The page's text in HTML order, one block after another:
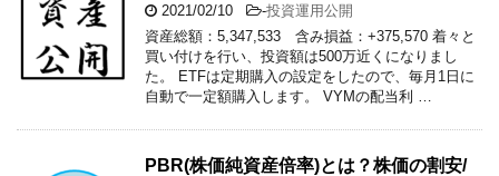
2021/02/10 -投資運用公開
資産総額：5,347,533 含み損益：+375,570 着々と
買い付けを行い、投資額は500万近くになりまし
た。 ETFは定期購入の設定をしたので、毎月1日に
自動で一定額購入します。 VYMの配当利 …
PBR(株価純資産倍率)とは？株価の割安/